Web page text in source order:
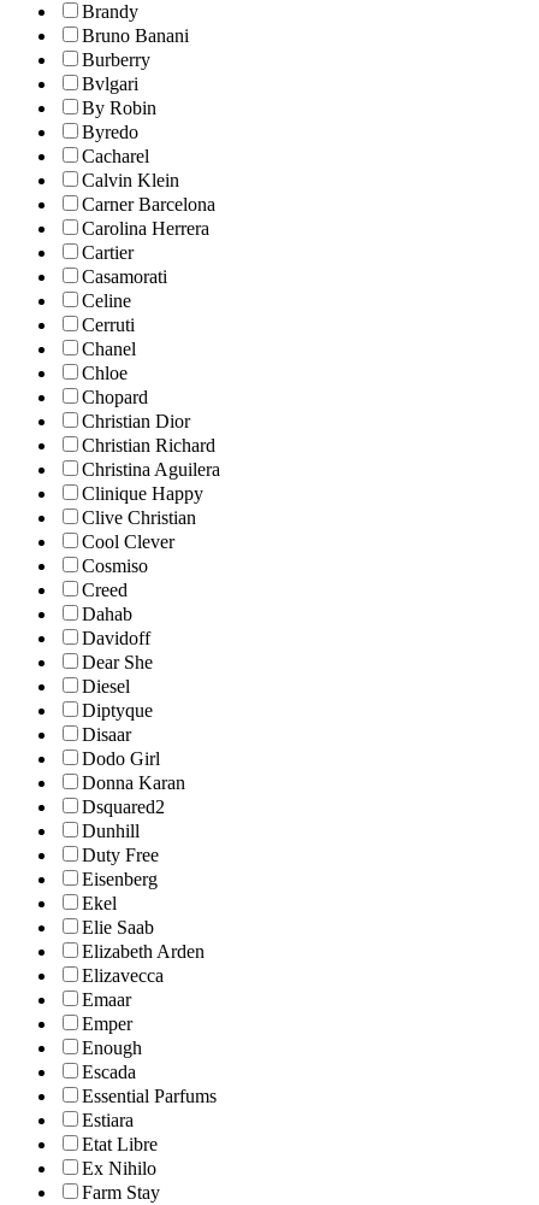
Brandy
Bruno Banani
Burberry
Bvlgari
By Robin
Byredo
Cacharel
Calvin Klein
Carner Barcelona
Carolina Herrera
Cartier
Casamorati
Celine
Cerruti
Chanel
Chloe
Chopard
Christian Dior
Christian Richard
Christina Aguilera
Clinique Happy
Clive Christian
Cool Clever
Cosmiso
Creed
Dahab
Davidoff
Dear She
Diesel
Diptyque
Disaar
Dodo Girl
Donna Karan
Dsquared2
Dunhill
Duty Free
Eisenberg
Ekel
Elie Saab
Elizabeth Arden
Elizavecca
Emaar
Emper
Enough
Escada
Essential Parfums
Estiara
Etat Libre
Ex Nihilo
Farm Stay